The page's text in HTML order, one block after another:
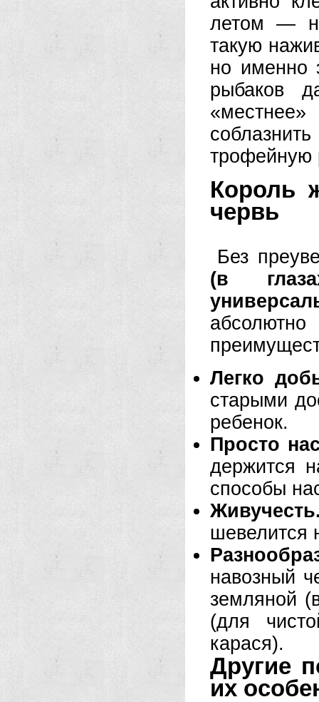
летом —
такую
но именно
рыбаков
трофейную
Король
червь
Без
(в
Легко
старыми
ребенок.
Просто
держится
способы
шевелится
навозный
земляной
(для
карася).
Другие
их